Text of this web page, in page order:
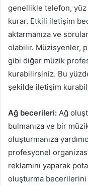
genellikle telefon,
kurar. Etkili iletişim
aktarmanıza ve
olabilir. Müzisyenler,
gibi diğer müzik
kurabilirsiniz. Bu
şekilde iletişim
Ağ becerileri: Ağ
bulmanıza ve bir
oluşturmanıza
profesyonel
reklamını yaparak
oluşturma